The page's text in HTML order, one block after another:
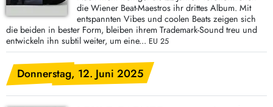
die Wiener Beat-Maestros ihr drittes Album. Mit
entspannten Vibes und coolen Beats zeigen sich
die beiden in bester Form, bleiben ihrem Trademark-Sound treu und
entwickeln ihn subtil weiter, um eine... EU 25
Donnerstag, 12. Juni 2025